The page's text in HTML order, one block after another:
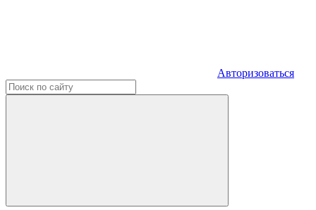
Авторизоваться